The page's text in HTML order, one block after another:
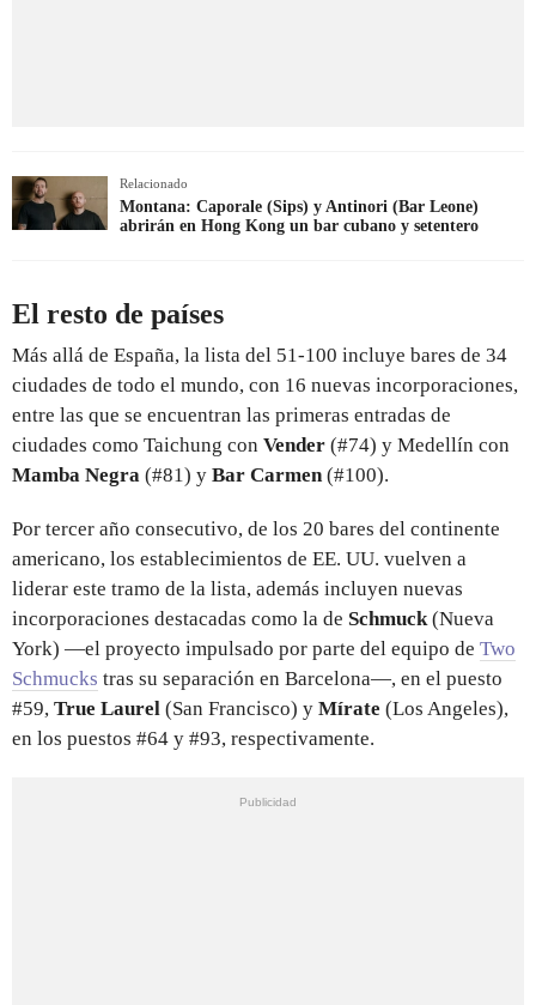
Relacionado
Montana: Caporale (Sips) y Antinori (Bar Leone)
abrirán en Hong Kong un bar cubano y setentero
El resto de países
Más allá de España, la lista del 51-100 incluye bares de 34
ciudades de todo el mundo, con 16 nuevas incorporaciones,
entre las que se encuentran las primeras entradas de
ciudades como Taichung con Vender (#74) y Medellín con
Mamba Negra (#81) y Bar Carmen(#100).
Por tercer año consecutivo, de los 20 bares del continente
americano, los establecimientos de EE. UU. vuelven a
liderar este tramo de la lista, además incluyen nuevas
incorporaciones destacadas como la de Schmuck(Nueva
York) —el proyecto impulsado por parte del equipo de Two
Schmucks tras su separación en Barcelona—, en el puesto
#59, True Laurel (San Francisco) y Mírate (Los Angeles),
en los puestos #64 y #93, respectivamente.